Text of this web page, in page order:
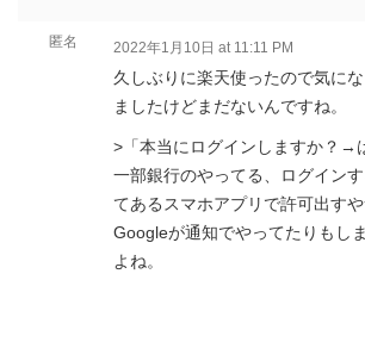
匿名 2022年1月10日 at 11:11 PM
久しぶりに楽天使ったので気に
ましたけどまだないんですね。
>「本当にログインしますか？→
一部銀行のやってる、ログイン
てあるスマホアプリで許可出すや
Googleが通知でやってたりもし
よね。